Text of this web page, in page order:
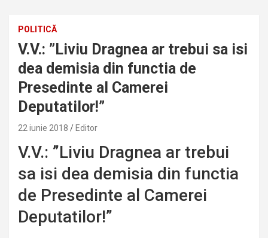
POLITICĂ
V.V.: ”Liviu Dragnea ar trebui sa isi
dea demisia din functia de
Presedinte al Camerei
Deputatilor!”
22 iunie 2018 Editor
V.V.: ”Liviu Dragnea ar trebui
sa isi dea demisia din functia
de Presedinte al Camerei
Deputatilor!”